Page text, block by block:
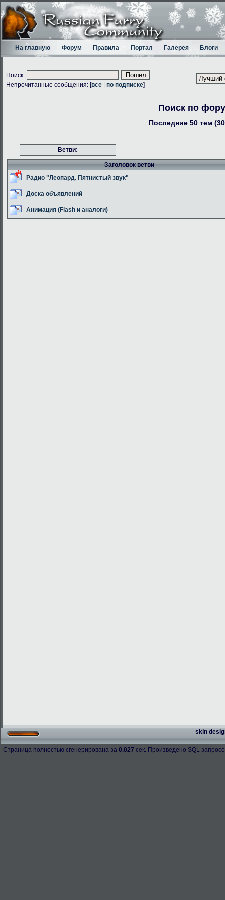
На главную Форум Правила Портал Галерея Блоги
Поиск:
Непрочитанные сообщения: [все по подписке]
Поиск по
Последние 50 тем
Ветви:
Заголовок ветви
Радио "Леопард. Пятнистый звук"
Доска объявлений
Анимация (Flash и аналоги)
skin
Страница полностью сгенерирована за 0.027 сек. Произведено SQL